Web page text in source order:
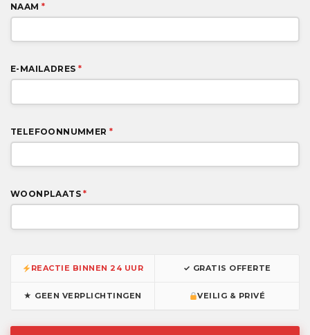
NAAM *
E-MAILADRES *
TELEFOONNUMMER *
WOONPLAATS*
REACTIE BINNEN 24 UUR ✓ GRATIS OFFERTE
★ GEEN VERPLICHTINGEN VEILIG & PRIVÉ